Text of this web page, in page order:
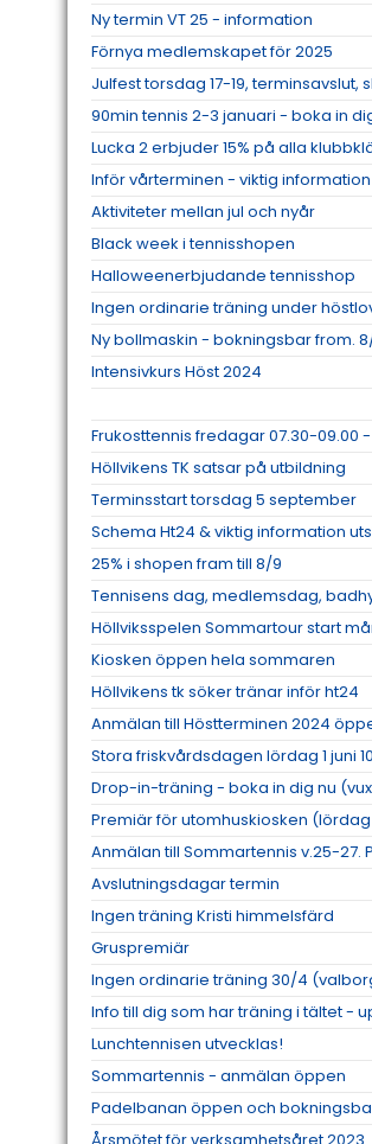
Ny termin VT 25 - information
Förnya medlemskapet för 2025
Julfest torsdag 17-19,
90min tennis 2-3 januari - boka in
Lucka 2 erbjuder 15% på alla
Inför vårterminen - viktig information
Aktiviteter mellan jul och nyår
Black week i tennisshopen
Halloweenerbjudande tennisshop
Ingen ordinarie träning under
Ny bollmaskin - bokningsbar from.
Intensivkurs Höst 2024
Frukosttennis fredagar 07.30-09.00
Höllvikens TK satsar på utbildning
Terminsstart torsdag 5 september
Schema Ht24 & viktig information
25% i shopen fram till 8/9
Tennisens dag, medlemsdag,
Höllviksspelen Sommartour start
Kiosken öppen hela sommaren
Höllvikens tk söker tränar inför ht24
Anmälan till Höstterminen 2024
Stora friskvårdsdagen lördag 1 juni
Drop-in-träning - boka in dig nu
Premiär för utomhuskiosken (lördag
Anmälan till Sommartennis v.25-27.
Avslutningsdagar termin
Ingen träning Kristi himmelsfärd
Gruspremiär
Ingen ordinarie träning 30/4
Info till dig som har träning i tältet -
Lunchtennisen utvecklas!
Sommartennis - anmälan öppen
Padelbanan öppen och